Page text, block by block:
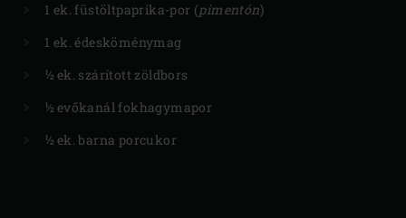
1 ek. füstöltpaprika-por (pimentón)
1 ek. édesköménymag
½ ek. szárított zöldbors
½ evőkanál fokhagymapor
½ ek. barna porcukor